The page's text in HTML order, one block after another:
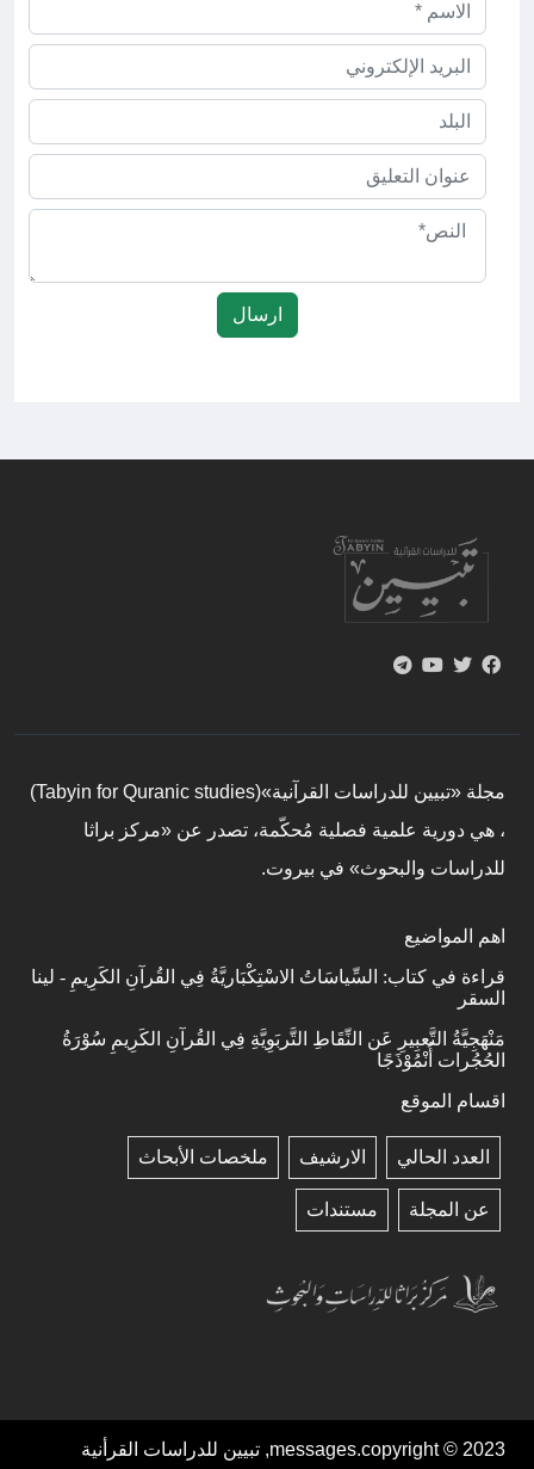
مجلة «تبيين للدراسات القرآنية»(Tabyin for Quranic studies)
، هي دورية علمية فصلية مُحكّمة، تصدر عن «مركز براثا
للدراسات والبحوث» في بيروت.
اهم المواضيع
قراءة في كتاب: السِّياسَاتُ الاسْتِكْبَاريَّةُ فِي القُرآنِ الكَرِيمِ - لينا
السقر
مَنْهَجِيَّةُ التَّعبِيرِ عَن النِّقَاطِ التَّربَوِيَّةِ فِي القُرآنِ الكَرِيمِ سُوْرَةُ
الحُجُرات أُنْمُوْذَجًا
اقسام الموقع
العدد الحالي الارشيف ملخصات الأبحاث
عن المجلة مستندات
messages.copyright © 2023, تبيين للدراسات القرأنية